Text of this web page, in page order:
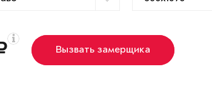
Вызвать замерщика